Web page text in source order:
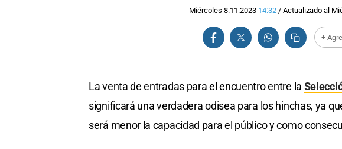
Miércoles 8.11.2023 14:32/ Actualizado al
+
La venta de entradas para el encuentro entre la
significará una verdadera odisea para los hinchas, ya
será menor la capacidad para el público y como